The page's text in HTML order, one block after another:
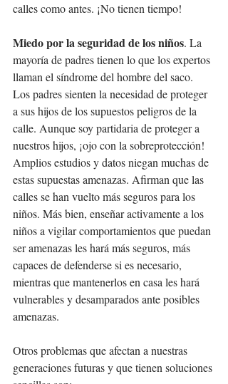
calles como antes. ¡No tienen tiempo!
Miedo por la seguridad de los niños. La
mayoría de padres tienen lo que los expertos
llaman el síndrome del hombre del saco.
Los padres sienten la necesidad de proteger
a sus hijos de los supuestos peligros de la
calle. Aunque soy partidaria de proteger a
nuestros hijos, ¡ojo con la sobreprotección!
Amplios estudios y datos niegan muchas de
estas supuestas amenazas. Afirman que las
calles se han vuelto más seguros para los
niños. Más bien, enseñar activamente a los
niños a vigilar comportamientos que puedan
ser amenazas les hará más seguros, más
capaces de defenderse si es necesario,
mientras que mantenerlos en casa les hará
vulnerables y desamparados ante posibles
amenazas.
Otros problemas que afectan a nuestras
generaciones futuras y que tienen soluciones